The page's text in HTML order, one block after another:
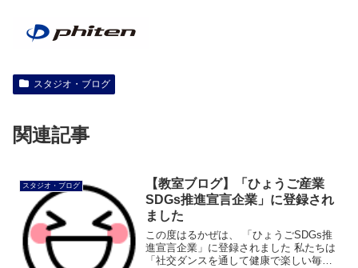
スタジオ・ブログ
関連記事
スタジオ・ブログ
【教室ブログ】「ひょうご産業
SDGs推進宣言企業」に登録され
ました
この度はるかぜは、 「ひょうごSDGs推
進宣言企業」に登録されました 私たちは
「社交ダンスを通して健康で楽しい毎日